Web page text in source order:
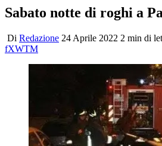
Sabato notte di roghi a
Di Redazione 24 Aprile 2022 2 min di
fXWTM